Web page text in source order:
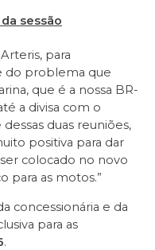
sessão
para
do problema que
que é a nossa BR-
a divisa com o
duas reuniões,
positiva para dar
colocado no novo
para as motos.”
concessionária e da
para as
.